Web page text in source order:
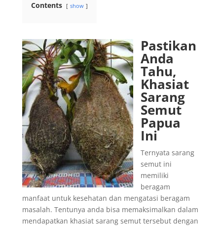
Contents show
Pastikan
Anda
Tahu,
Khasiat
Sarang
Semut
Papua
Ini
Ternyata sarang
semut ini
memiliki
beragam
manfaat untuk kesehatan dan mengatasi beragam
masalah. Tentunya anda bisa memaksimalkan dalam
mendapatkan khasiat sarang semut tersebut dengan